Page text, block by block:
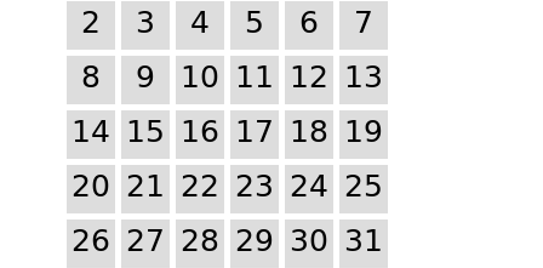
2
3 4 5 6
7
8
9 10 11 12 13
14 15 16 17 18 19
20 21 22 23 24 25
26 27 28 29 30 31